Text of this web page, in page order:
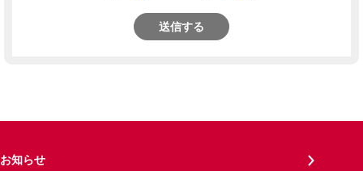
送信する
お知らせ